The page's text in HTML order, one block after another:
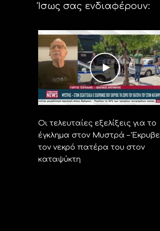
Ίσως σας ενδιαφέρουν:
Οι τελευταίες εξελίξεις για το
έγκλημα στον Μυστρά – Έκρυβε
τον νεκρό πατέρα του στον
καταψύκτη